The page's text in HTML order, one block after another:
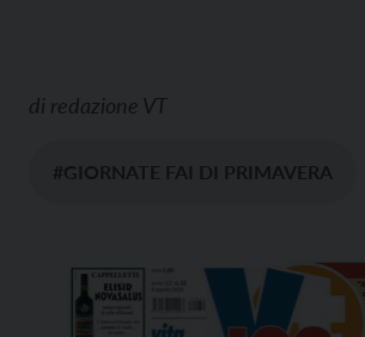
di redazione VT
#GIORNATE FAI DI PRIMAVERA